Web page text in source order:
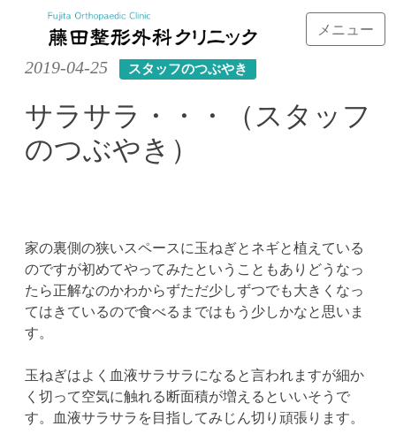
メニュー
2019-04-25 スタッフのつぶやき
サラサラ・・・（スタッフ
のつぶやき）
家の裏側の狭いスペースに玉ねぎとネギと植えている
のですが初めてやってみたということもありどうなっ
たら正解なのかわからずただ少しずつでも大きくなっ
てはきているので食べるまではもう少しかなと思いま
す。
玉ねぎはよく血液サラサラになると言われますが細か
く切って空気に触れる断面積が増えるといいそうで
す。血液サラサラを目指してみじん切り頑張ります。